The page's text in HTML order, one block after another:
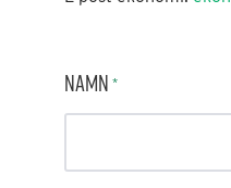
Namn*